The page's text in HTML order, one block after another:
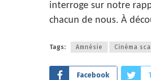
interroge sur notre
chacun de nous. À
Tags: Amnésie Cinéma
Facebook